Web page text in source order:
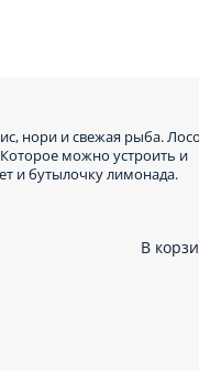
нори и свежая рыба.
можно устроить и
и бутылочку лимонада.
В